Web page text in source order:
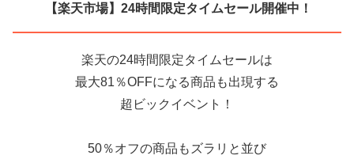
【楽天市場】24時間限定タイムセール開催中！
楽天の24時間限定タイムセールは
最大81％OFFになる商品も出現する
超ビックイベント！
50％オフの商品もズラリと並び